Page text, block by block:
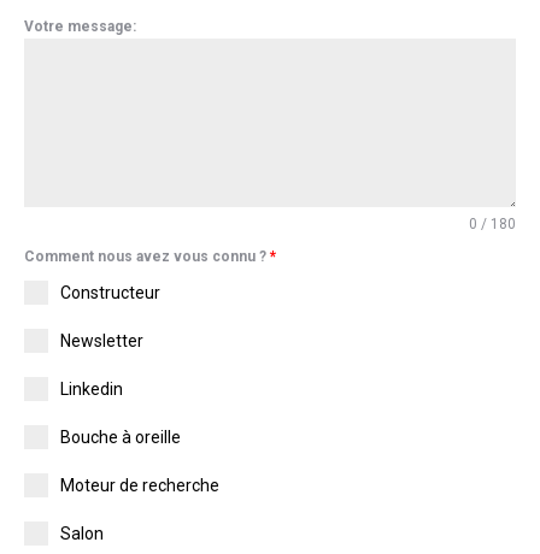
Votre message:
0 / 180
Comment nous avez vous connu ? *
Constructeur
Newsletter
Linkedin
Bouche à oreille
Moteur de recherche
Salon